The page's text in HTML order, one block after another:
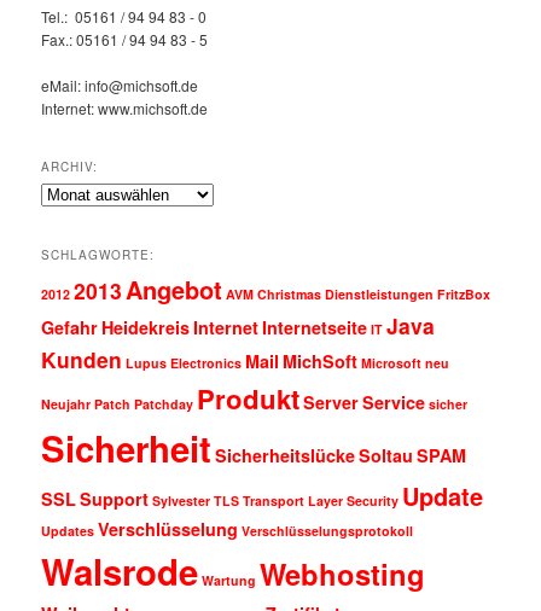
Tel.: 05161 / 94 94 83 - 0
Fax.: 05161 / 94 94 83 - 5
eMail: info@michsoft.de
Internet: www.michsoft.de
ARCHIV:
Archiv:
SCHLAGWORTE:
2012 2013 Angebot AVM Christmas Dienstleistungen FritzBox
Gefahr Heidekreis Internet Internetseite IT Java
Kunden Lupus Electronics Mail MichSoft Microsoft neu
Neujahr Patch Patchday ProduktServerService sicher
Sicherheit SicherheitslückeSoltau SPAM
SSLSupport Sylvester TLS Transport Layer Security Update
Updates Verschlüsselung Verschlüsselungsprotokoll
Walsrode Wartung Webhosting